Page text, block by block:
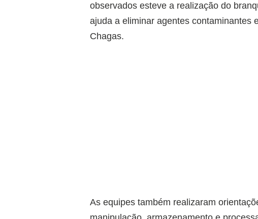
observados esteve a realização do
ajuda a eliminar agentes contaminantes
Chagas.
As equipes também realizaram